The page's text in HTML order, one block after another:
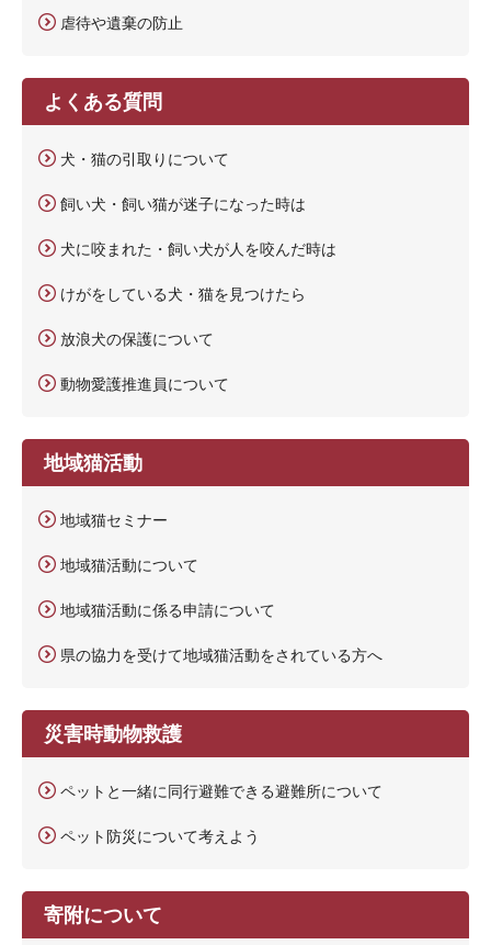
虐待や遺棄の防止
よくある質問
犬・猫の引取りについて
飼い犬・飼い猫が迷子になった時は
犬に咬まれた・飼い犬が人を咬んだ時は
けがをしている犬・猫を見つけたら
放浪犬の保護について
動物愛護推進員について
地域猫活動
地域猫セミナー
地域猫活動について
地域猫活動に係る申請について
県の協力を受けて地域猫活動をされている方へ
災害時動物救護
ペットと一緒に同行避難できる避難所について
ペット防災について考えよう
寄附について